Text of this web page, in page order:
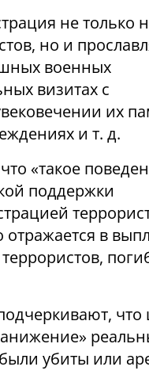
не только
но и
военных
визитах с
их
и т. д.
«такое
поддержки
в
убиты или